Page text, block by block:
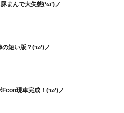
まんで大失態(‘ω’)ノ
短い版？(‘ω’)ノ
現車完成！(‘ω’)ノ